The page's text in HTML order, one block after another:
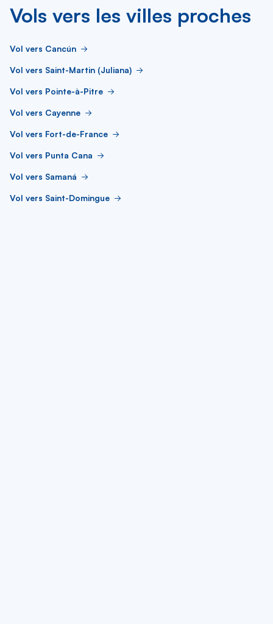
Vols vers les villes proches
Vol vers Cancún
Vol vers Saint-Martin (Juliana)
Vol vers Pointe-à-Pitre
Vol vers Cayenne
Vol vers Fort-de-France
Vol vers Punta Cana
Vol vers Samaná
Vol vers Saint-Domingue